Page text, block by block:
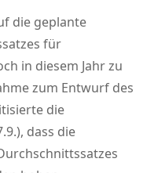
die geplante
für
in diesem Jahr zu
zum Entwurf des
die
dass die